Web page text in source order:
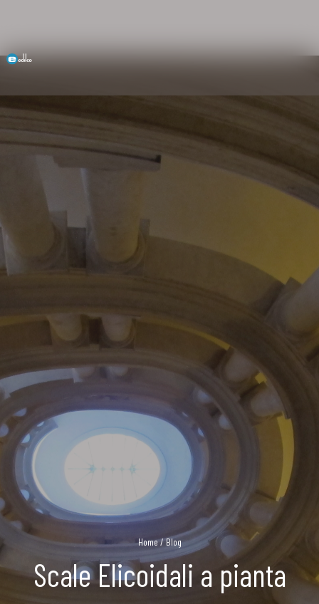
Home/Blog
Scale Elicoidali a pianta